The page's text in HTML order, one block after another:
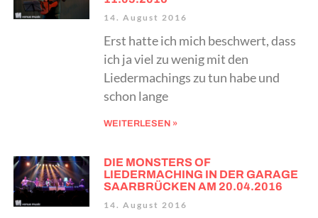
14. August 2016
Erst hatte ich mich beschwert, dass
ich ja viel zu wenig mit den
Liedermachings zu tun habe und
schon lange
WEITERLESEN »
DIE MONSTERS OF
LIEDERMACHING IN DER GARAGE
SAARBRÜCKEN AM 20.04.2016
14. August 2016